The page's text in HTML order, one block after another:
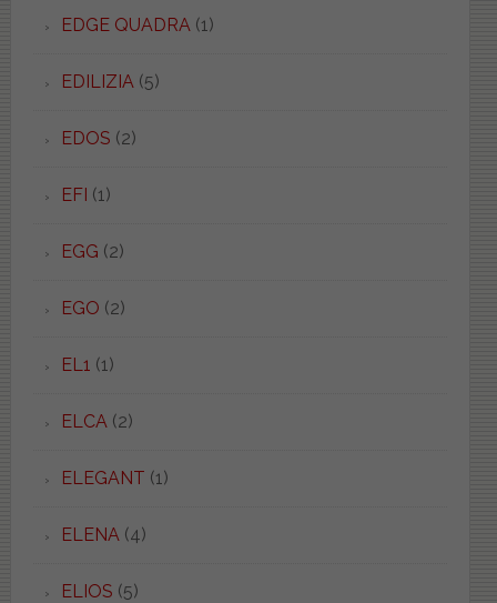
EDGE QUADRA (1)
EDILIZIA (5)
EDOS (2)
EFI (1)
EGG (2)
EGO (2)
EL1 (1)
ELCA (2)
ELEGANT (1)
ELENA (4)
ELIOS (5)